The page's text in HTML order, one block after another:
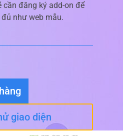
cần đăng ký add-on để
như web mẫu.
giao diện